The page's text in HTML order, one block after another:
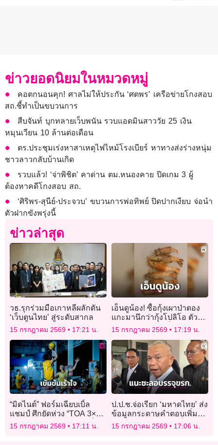
ข่าวยอดนิยมในหมวดหมู่
คอตกนอนคุก! ศาลไม่ให้ประกัน ‘ศตพร’ เครือข่ายโกงสอบ
สถ.ชี้ทำเป็นขบวนการ
สืบจันท์ บุกทลายเว็บพนัน รวบแอดมินสาววัย 25 เงิน
หมุนเวียน 10 ล้านต่อเดือน
ตร.ประชุมเร่งหาสาเหตุไฟไหม้โรงเบียร์ หาทางส่งร่างหนุ่ม
ชาวลาวกลับบ้านเกิด
รวบแล้ว! ‘จ่าพิชิต’ คาด่าน ตม.หนองคาย ปิดเกม 3 ผู้
ต้องหาคดีโกงสอบ สถ.
‘ศิริพร-สุนีย์-ประจวบ’ ขบวนการพ่อทิพย์ ปิดปากเงียบ จ่อนำ
ตัวฝากขังพรุ่งนี้
ข่าวล่าสุด
วธ.รุกร่วมมือเกาหลีผลักดัน
‘เว็บตูนไทย’ สู่ระดับสากล
15 กรกฎาคม 2569 17:21 น.
เอ็นดูน้อง! ซื้อกุ้งเผาป่าตอง
แกะมานึกว่ากุ้งโปลิโอ ตัว
เท่าปากกา ชาวเน็ตแห่เฉลย
15 กรกฎาคม 2569 17:19 น.
“มิดไนต์” ฟอร์มเฉียบเบิ้ล
แชมป์ ศึกยัดห่วง “TOA 3×3
All Thailand” สนาม 10 ที่
ร้อยเอ็ด
15 กรกฎาคม 2569 17:11 น.
ป.ป.ช.จ่อเรียก ‘มหาดไทย’ ส่ง
ข้อมูลกระดาษคำตอบเพิ่ม
แนะชะลอบรรจุลอตที่เหลือ
15 กรกฎาคม 2569 17:06 น.